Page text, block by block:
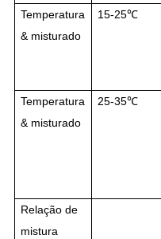
Temperatura
& misturado
15-25℃
Temperatura
& misturado
25-35℃
Relação de
mistura